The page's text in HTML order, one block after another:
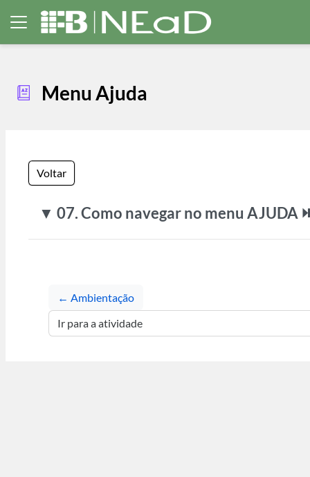
Ir para o conteúdo principal
Painel lateral
Menu Ajuda
Voltar
▼ 07. Como navegar no menu AJUDA
← Ambientação
Ir para a atividade